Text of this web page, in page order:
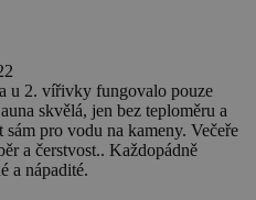
u 2. vířivky fungovalo pouze
skvělá, jen bez teploměru a
pro vodu na kameny. Večeře
a čerstvost.. Každopádně
a nápadité.